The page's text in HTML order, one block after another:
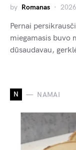
by Romanas
Pernai
miegamasis buvo
dūsaudavau,
N NAMAI